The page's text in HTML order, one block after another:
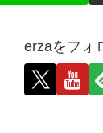
erzaをフォ